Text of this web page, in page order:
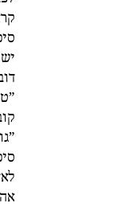
טילדה רג’ואן- דודו פישר “המופע המשותף”
גורי ויוסי אלפי “תפסיק לספר לי סיפורים”